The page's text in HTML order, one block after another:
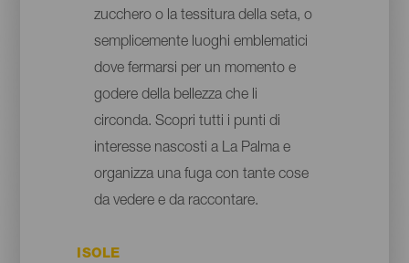
zucchero o la tessitura della seta, o
semplicemente luoghi emblematici
dove fermarsi per un momento e
godere della bellezza che li
circonda. Scopri tutti i punti di
interesse nascosti a La Palma e
organizza una fuga con tante cose
da vedere e da raccontare.
ISOLE